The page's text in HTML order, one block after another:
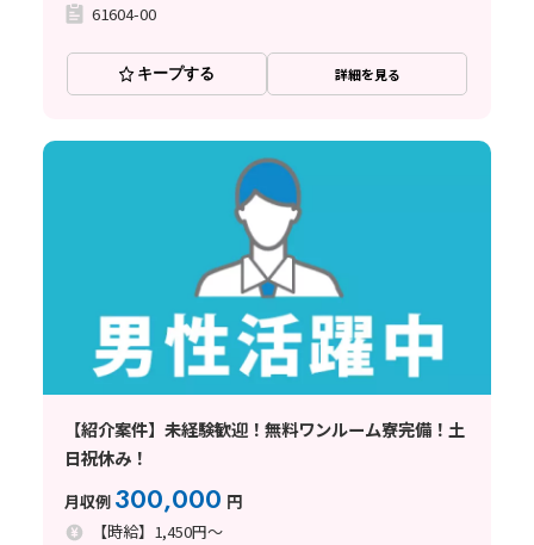
61604-00
キープする 詳細を見る
【紹介案件】未経験歓迎！無料ワンルーム寮完備！土
日祝休み！
月収例 300,000 円
【時給】1,450円～